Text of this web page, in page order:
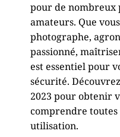
pour de nombreux
amateurs. Que
photographe,
passionné,
est essentiel pour
sécurité.
2023 pour obtenir
comprendre toutes
utilisation.